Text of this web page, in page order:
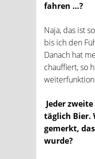
fahren …?
Naja, das ist
bis ich den
Danach hat
chauffiert, so
Jeder
täglich Bier.
gemerkt,
wurde?